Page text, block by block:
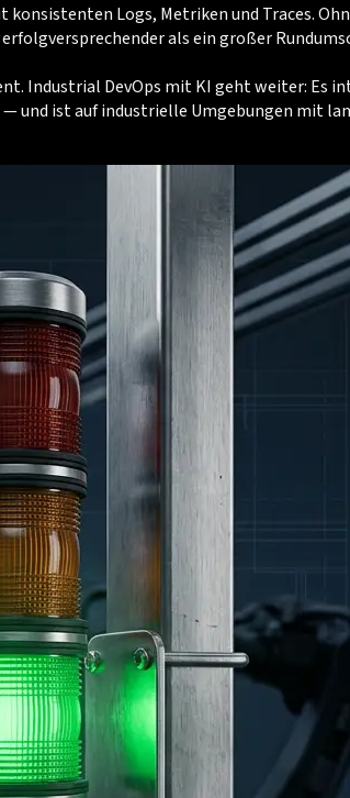
Logs, Metriken und Traces.
als ein großer
Industrial DevOps mit KI geht weiter: Es
ist auf industrielle Umgebungen mit